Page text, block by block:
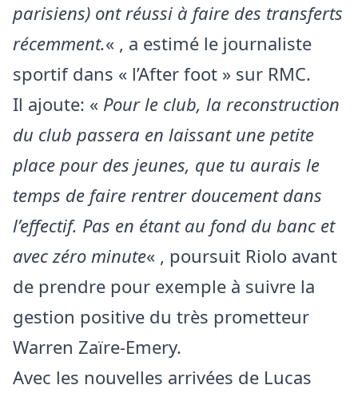
parisiens) ont réussi à faire des transferts
récemment.« , a estimé le journaliste
sportif dans « l’After foot » sur RMC.
Il ajoute: « Pour le club, la reconstruction
du club passera en laissant une petite
place pour des jeunes, que tu aurais le
temps de faire rentrer doucement dans
l’effectif. Pas en étant au fond du banc et
avec zéro minute« , poursuit Riolo avant
de prendre pour exemple à suivre la
gestion positive du très prometteur
Warren Zaïre-Emery.
Avec les nouvelles arrivées de Lucas